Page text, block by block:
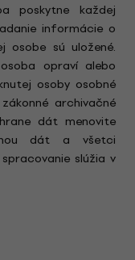
poskytne každej
informácie o
sú uložené.
opraví alebo
osoby osobné
archivačné
dát menovite
dát a všetci
slúžia v